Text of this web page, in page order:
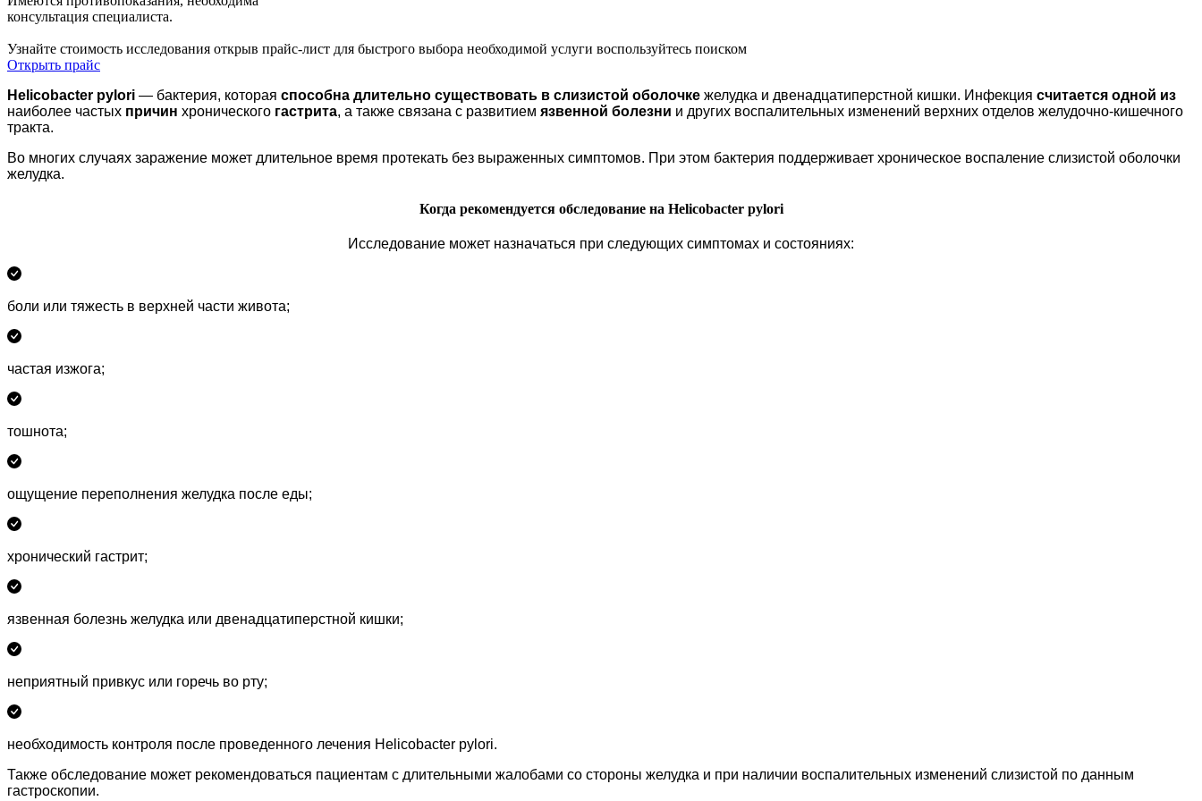
консультация специалиста.
Узнайте стоимость исследования открыв прайс-лист для быстрого выбора необходимой услуги воспользуйтесь поиском
Открыть прайс
Helicobacter pylori — бактерия, которая способна длительно существовать в слизистой оболочке желудка и двенадцатиперстной кишки. Инфекция считается одной из
наиболее частых причин хронического гастрита, а также связана с развитием язвенной болезни и других воспалительных изменений верхних отделов желудочно-кишечного
тракта.
Во многих случаях заражение может длительное время протекать без выраженных симптомов. При этом бактерия поддерживает хроническое воспаление слизистой оболочки
желудка.
Когда рекомендуется обследование на Helicobacter pylori
Исследование может назначаться при следующих симптомах и состояниях:
боли или тяжесть в верхней части живота;
частая изжога;
тошнота;
ощущение переполнения желудка после еды;
хронический гастрит;
язвенная болезнь желудка или двенадцатиперстной кишки;
неприятный привкус или горечь во рту;
необходимость контроля после проведенного лечения Helicobacter pylori.
Также обследование может рекомендоваться пациентам с длительными жалобами со стороны желудка и при наличии воспалительных изменений слизистой по данным
гастроскопии.